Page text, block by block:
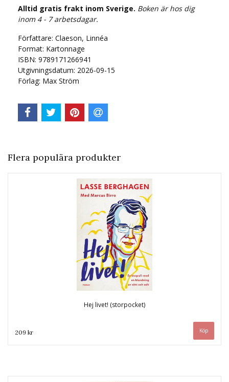
Alltid gratis frakt inom Sverige. Boken är hos dig
inom 4 - 7 arbetsdagar.
Författare: Claeson, Linnéa
Format: Kartonnage
ISBN: 9789171266941
Utgivningsdatum: 2026-09-15
Förlag: Max Ström
Flera populära produkter
Hej livet! (storpocket)
209 kr